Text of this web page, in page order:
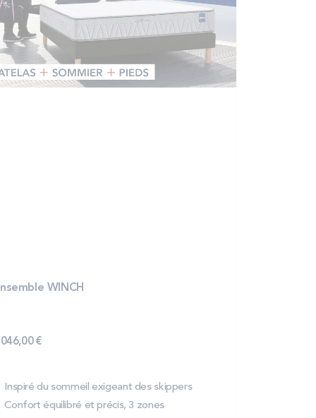
WINCH
046,00 €
Inspiré du sommeil exigeant des skippers
Confort équilibré et précis, 3 zones